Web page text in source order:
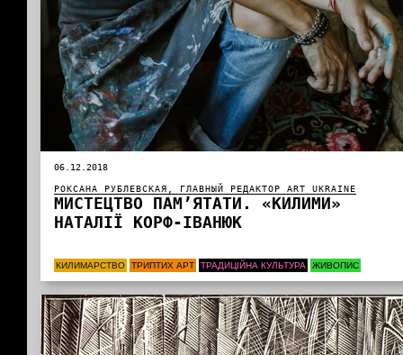
06.12.2018
РОКСАНА РУБЛЕВСКАЯ, ГЛАВНЫЙ РЕДАКТОР ART UKRAINE
МИСТЕЦТВО ПАМ’ЯТАТИ. «КИЛИМИ»
НАТАЛІЇ КОРФ-ІВАНЮК
КИЛИМАРСТВО ТРИПТИХ АРТ ТРАДИЦІЙНА КУЛЬТУРА ЖИВОПИС